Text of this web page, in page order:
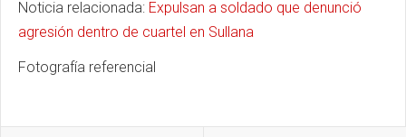
Noticia relacionada: Expulsan a soldado que denunció
agresión dentro de cuartel en Sullana
Fotografía referencial